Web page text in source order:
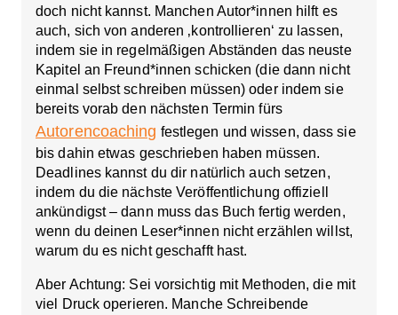
doch nicht kannst. Manchen Autor*innen hilft es
auch, sich von anderen ‚kontrollieren‘ zu lassen,
indem sie in regelmäßigen Abständen das neuste
Kapitel an Freund*innen schicken (die dann nicht
einmal selbst schreiben müssen) oder indem sie
bereits vorab den nächsten Termin fürs
Autorencoaching festlegen und wissen, dass sie
bis dahin etwas geschrieben haben müssen.
Deadlines kannst du dir natürlich auch setzen,
indem du die nächste Veröffentlichung offiziell
ankündigst – dann muss das Buch fertig werden,
wenn du deinen Leser*innen nicht erzählen willst,
warum du es nicht geschafft hast.
Aber Achtung: Sei vorsichtig mit Methoden, die mit
viel Druck operieren. Manche Schreibende